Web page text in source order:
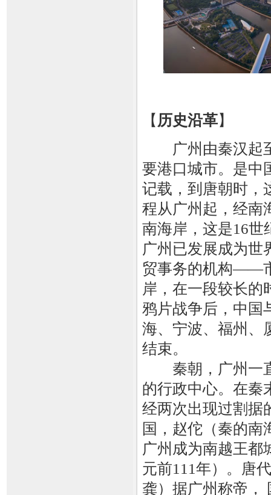
【 历史沿革】
广州由秦汉起至
要港口城市。是中
记载，到唐朝时，
程从广州起，经南
南海岸，这是16世
广州已发展成为世
贸事务的机构——
岸，在一段较长的
鸦片战争后，中国
海、宁波、福州、
结束。
秦朝，广州一
的行政中心。在秦
经两次出现过割据
国，赵佗（秦的南
广州成为南越王都
元前111年）。唐
龚）据广州称帝，